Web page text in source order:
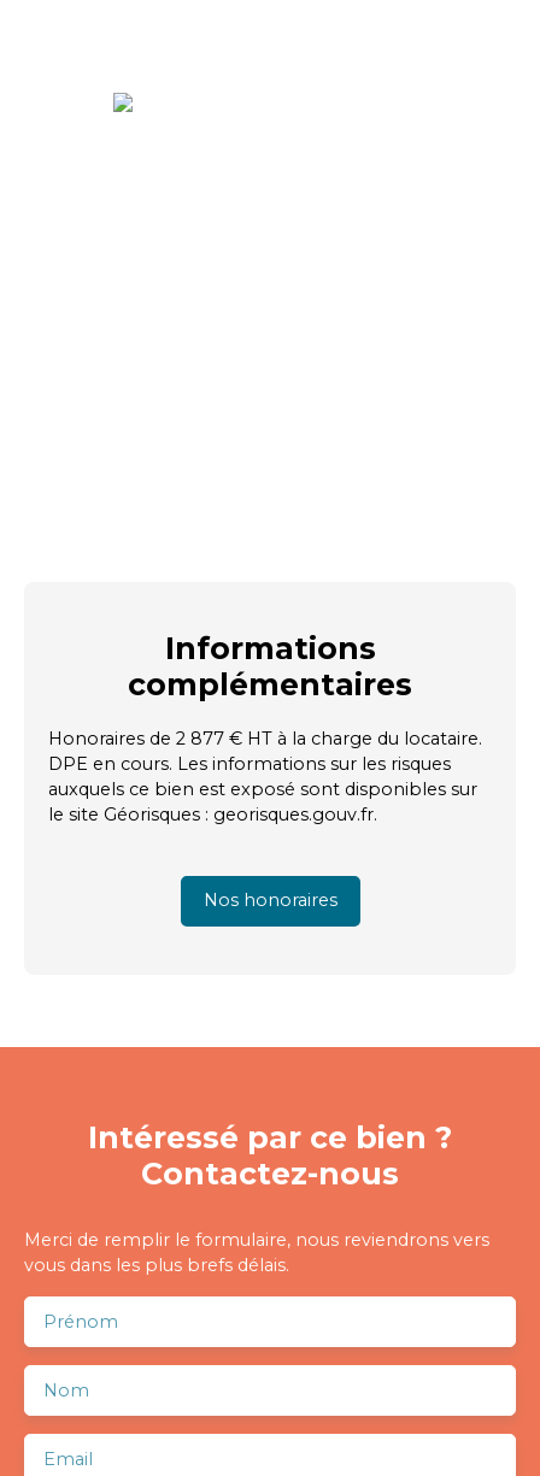
Informations
complémentaires
Honoraires de 2 877 € HT à la charge du locataire.
DPE en cours. Les informations sur les risques
auxquels ce bien est exposé sont disponibles sur
le site Géorisques : georisques.gouv.fr.
Nos honoraires
Intéressé par ce bien ?
Contactez-nous
Merci de remplir le formulaire, nous reviendrons vers
vous dans les plus brefs délais.
Prénom
Nom
Email